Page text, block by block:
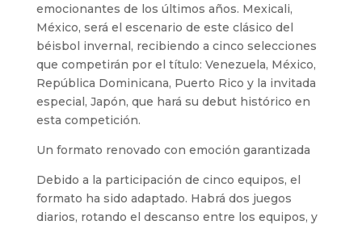
emocionantes de los últimos años. Mexicali,
México, será el escenario de este clásico del
béisbol invernal, recibiendo a cinco selecciones
que competirán por el título: Venezuela, México,
República Dominicana, Puerto Rico y la invitada
especial, Japón, que hará su debut histórico en
esta competición.
Un formato renovado con emoción garantizada
Debido a la participación de cinco equipos, el
formato ha sido adaptado. Habrá dos juegos
diarios, rotando el descanso entre los equipos, y